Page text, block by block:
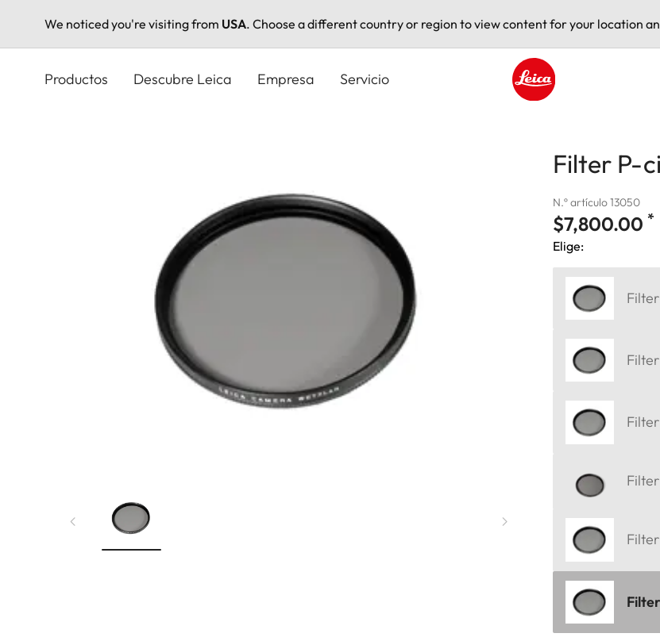
We noticed you're visiting from USA. Choose a different country or region to view content for your location
Productos Descubre Leica Empresa Servicio
Filter P-
N.º artículo 13050
$7,800.00 *
Elige: